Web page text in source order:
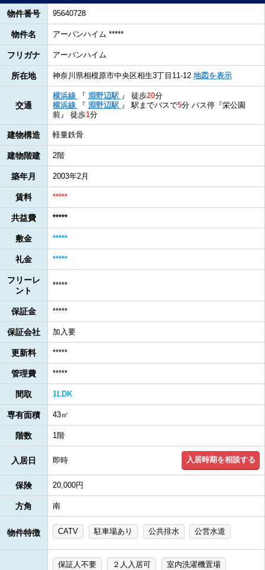
物件番号 95640728
物件名 アーバンハイム *****
フリガナ アーバンハイム
所在地 神奈川県相模原市中央区相生3丁目11-12 地図を表示
交通
横浜線 『 淵野辺駅 』 徒歩20分
横浜線
『 淵野辺駅 』 駅までバスで5分 バス停『栄公園
前』 徒歩1分
建物構造 軽量鉄骨
建物階建 2階
築年月 2003年2月
賃料 *****
共益費 *****
敷金 *****
礼金 *****
フリーレ
ント
*****
保証金 *****
保証会社 加入要
更新料 *****
管理費 *****
間取 1LDK
専有面積 43㎡
階数 1階
入居日 即時 入居時期を相談する
保険 20,000円
方角 南
物件特徴 CATV 駐車場あり 公共排水 公営水道
保証人不要 ２人入居可 室内洗濯機置場